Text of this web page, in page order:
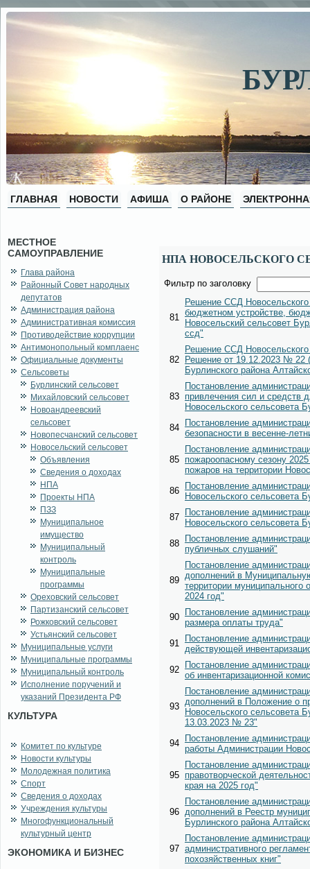
ГЛАВНАЯ НОВОСТИ АФИША О РАЙОНЕ
МЕСТНОЕ
САМОУПРАВЛЕНИЕ
Глава района
Районный Совет народных
депутатов
Администрация района
Административная комиссия
Противодействие коррупции
Антимонопольный комплаенс
Официальные документы
Сельсоветы
Бурлинский сельсовет
Михайловский сельсовет
Новоандреевский
сельсовет
Новопесчанский сельсовет
Новосельский сельсовет
Объявления
Сведения о доходах
НПА
Проекты НПА
ПЗЗ
Муниципальное
имущество
Муниципальный
контроль
Муниципальные
программы
Ореховский сельсовет
Партизанский сельсовет
Рожковский сельсовет
Устьянский сельсовет
Муниципальные услуги
Муниципальные программы
Муниципальный контроль
Исполнение поручений и
указаний Президента РФ
КУЛЬТУРА
Комитет по культуре
Новости культуры
Молодежная политика
Спорт
Сведения о доходах
Учреждения культуры
Многофункциональный
культурный центр
ЭКОНОМИКА И БИЗНЕС
НПА НОВОСЕЛЬСКОГО
Фильтр по заголовку
81
Решение ССД
бюджетном устройстве,
Новосельский сельсовет
ссд"
82
Решение ССД
Решение от 19.12.2023 № 22
Бурлинского района
83
Постановление
привлечения сил и средств
Новосельского сельсовета
84
Постановление
безопасности в весенне-
85
Постановление
пожароопасному сезону
пожаров на территории
86
Постановление
Новосельского сельсовета
87
Постановление
Новосельского сельсовета
88
Постановление
публичных слушаний"
89
Постановление
дополнений в
территории муниципального
2024 год"
90
Постановление
размера оплаты труда"
91
Постановление
действующей
92
Постановление
об инвентаризационной
93
Постановление
дополнений в Положение о
Новосельского сельсовета
13.03.2023 № 23"
94
Постановление
работы Администрации
95
Постановление
правотворческой
края на 2025 год"
96
Постановление
дополнений в Реестр
Бурлинского района
97
Постановление
административного
похозяйственных книг"